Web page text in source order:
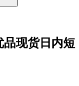
品现货日内短